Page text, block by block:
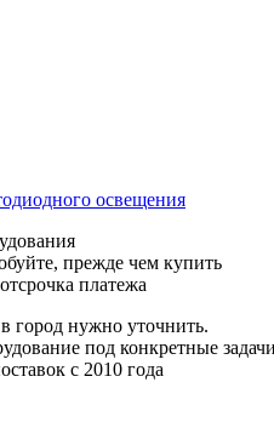
освещения
прежде чем купить
платежа
город нужно уточнить.
под конкретные задачи
с 2010 года